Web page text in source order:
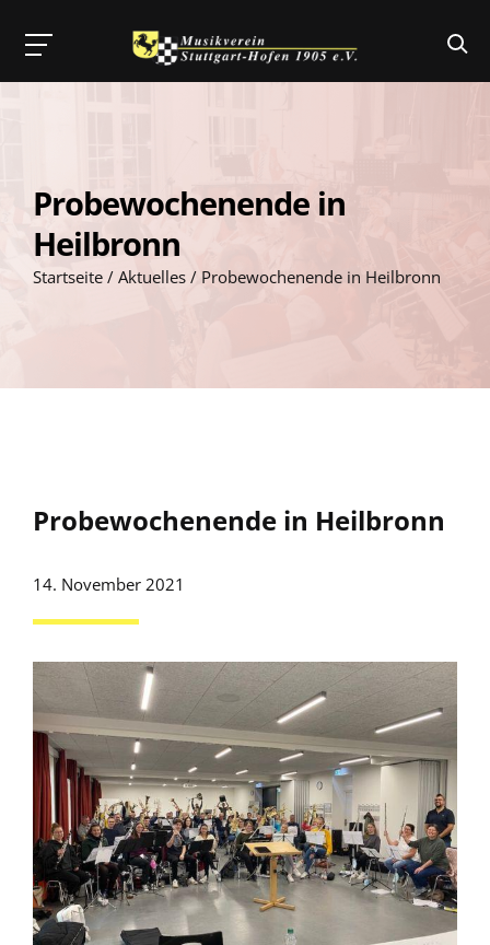
Probewochenende in
Heilbronn
Startseite / Aktuelles / Probewochenende in Heilbronn
Probewochenende in Heilbronn
14. November 2021